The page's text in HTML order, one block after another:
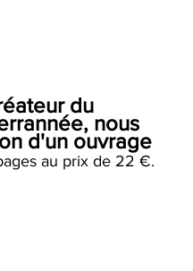
du
nous
d'un ouvrage
au prix de 22 €.